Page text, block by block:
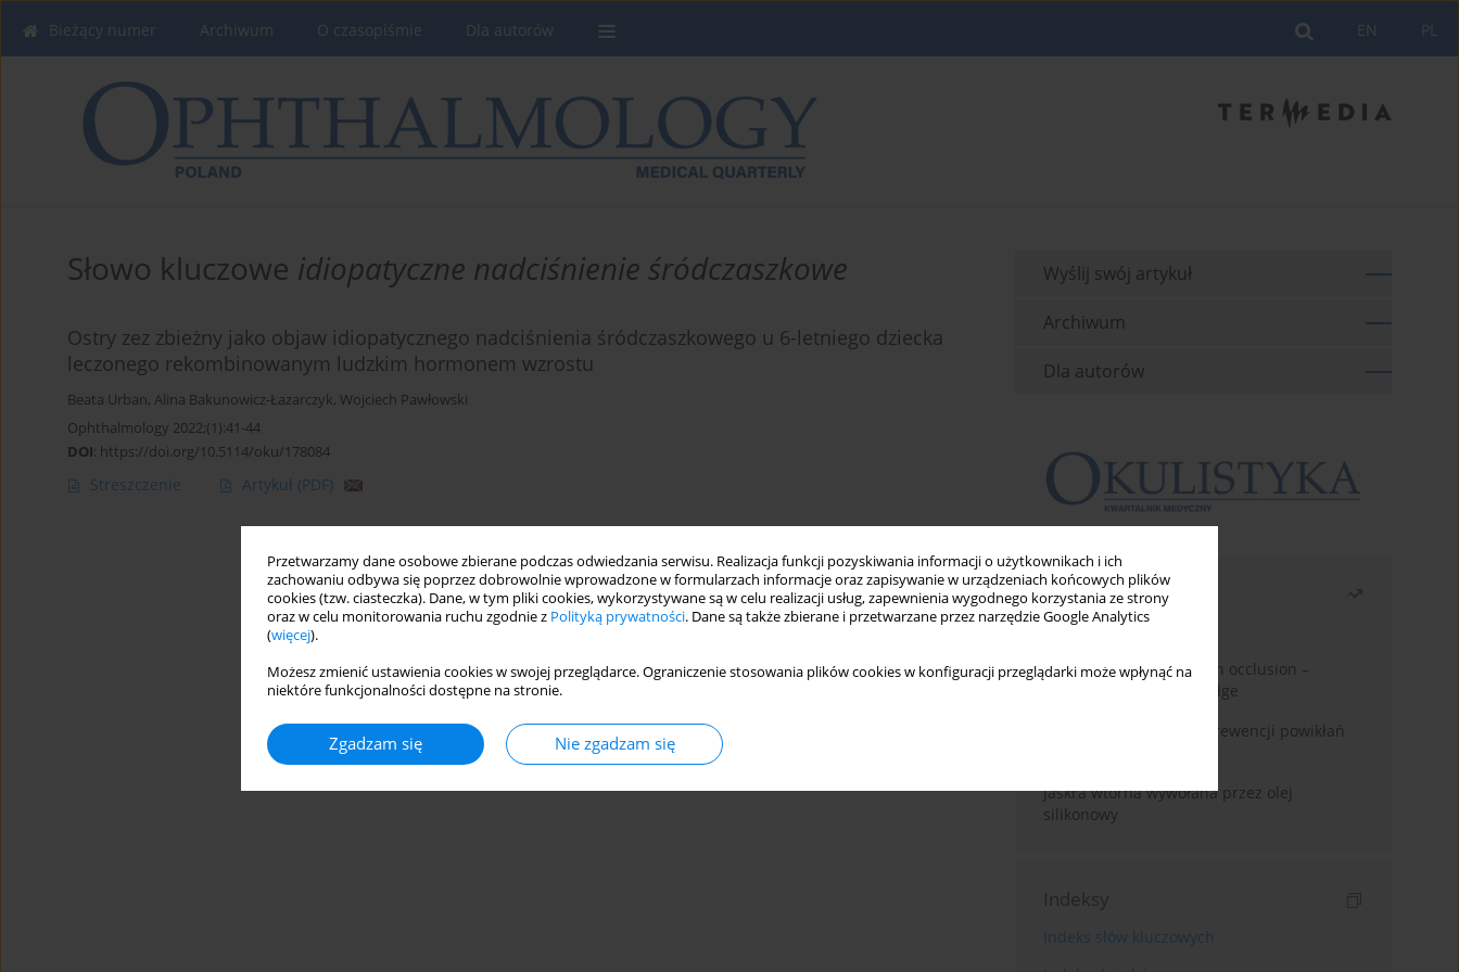
Przetwarzamy dane osobowe zbierane podczas odwiedzania serwisu. Realizacja funkcji pozyskiwania informacji o użytkownikach i ich
zachowaniu odbywa się poprzez dobrowolnie wprowadzone w formularzach informacje oraz zapisywanie w urządzeniach końcowych plików
cookies (tzw. ciasteczka). Dane, w tym pliki cookies, wykorzystywane są w celu realizacji usług, zapewnienia wygodnego korzystania ze strony
oraz w celu monitorowania ruchu zgodnie z Polityką prywatności. Dane są także zbierane i przetwarzane przez narzędzie Google Analytics
(więcej).
Możesz zmienić ustawienia cookies w swojej przeglądarce. Ograniczenie stosowania plików cookies w konfiguracji przeglądarki może wpłynąć na
niektóre funkcjonalności dostępne na stronie.
Zgadzam się Nie zgadzam się
PL
EN
Bieżący numer Archiwum O czasopiśmie Dla autorów
Słowo kluczowe idiopatyczne nadciśnienie śródczaszkowe
Ostry zez zbieżny jako objaw idiopatycznego nadciśnienia śródczaszkowego u 6-letniego dziecka
leczonego rekombinowanym ludzkim hormonem wzrostu
Beata Urban, Alina Bakunowicz-Łazarczyk, Wojciech Pawłowski
Ophthalmology 2022;(1):41-44
DOI: https://doi.org/10.5114/oku/178084
Streszczenie Artykuł (PDF)
Wyślij swój artykuł
Archiwum
Dla autorów
Najczęściej czytane
Miesiąc
Rok
Treatment of retinal vein occlusion –
current state of knowledge
Kwas alfa-liponowy w prewencji powikłań
Jaskra wtórna wywołana przez olej
silikonowy
Indeksy
Indeks słów kluczowych